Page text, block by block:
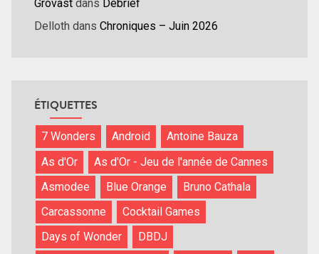
Grovast dans Débrief
Delloth dans Chroniques – Juin 2026
ÉTIQUETTES
7 Wonders Android
Antoine Bauza
As d'Or
As d'Or - Jeu de l'année de Cannes
Asmodee
Blue Orange
Bruno Cathala
Carcassonne
Cocktail Games
Days of Wonder
DBDJ